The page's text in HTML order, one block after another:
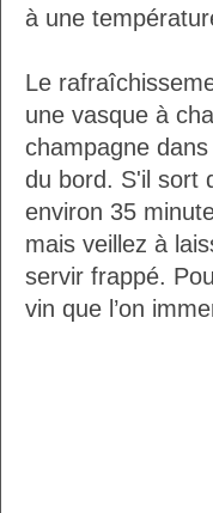
à une
Le
une vasque à
champagne
du bord. S'il sort
environ 35
mais veillez à
servir frappé.
vin que l’on